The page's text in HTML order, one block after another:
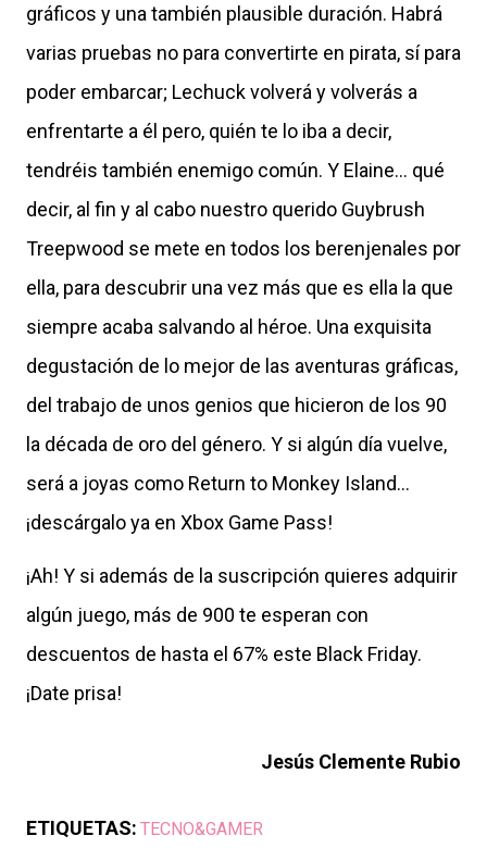
gráficos y una también plausible duración. Habrá
varias pruebas no para convertirte en pirata, sí para
poder embarcar; Lechuck volverá y volverás a
enfrentarte a él pero, quién te lo iba a decir,
tendréis también enemigo común. Y Elaine... qué
decir, al fin y al cabo nuestro querido Guybrush
Treepwood se mete en todos los berenjenales por
ella, para descubrir una vez más que es ella la que
siempre acaba salvando al héroe. Una exquisita
degustación de lo mejor de las aventuras gráficas,
del trabajo de unos genios que hicieron de los 90
la década de oro del género. Y si algún día vuelve,
será a joyas como Return to Monkey Island...
¡descárgalo ya en Xbox Game Pass!
¡Ah! Y si además de la suscripción quieres adquirir
algún juego, más de 900 te esperan con
descuentos de hasta el 67% este Black Friday.
¡Date prisa!
Jesús Clemente Rubio
ETIQUETAS: TECNO&GAMER